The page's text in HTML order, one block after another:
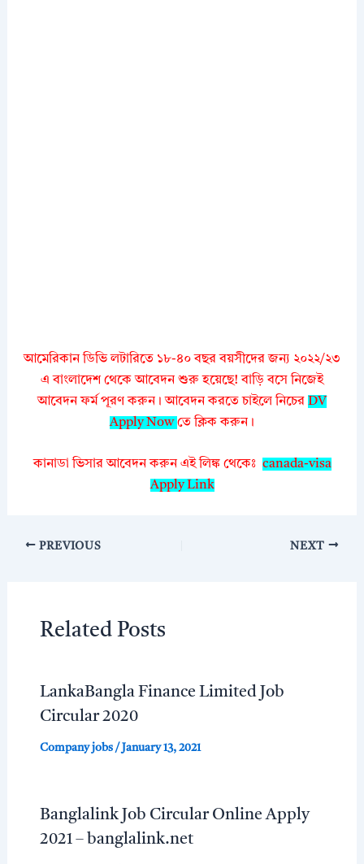
আমেরিকান ডিভি লটারিতে ১৮-৪০ বছর বয়সীদের জন্য ২০২২/২৩
এ বাংলাদেশ থেকে আবেদন শুরু হয়েছে! বাড়ি বসে নিজেই
আবেদন ফর্ম পূরণ করুন। আবেদন করতে চাইলে নিচের DV
Apply Nowতে ক্লিক করুন।
কানাডা ভিসার আবেদন করুন এই লিঙ্ক থেকেঃ canada-visa
Apply Link
PREVIOUS NEXT
Related Posts
LankaBangla Finance Limited Job
Circular 2020
Company jobs/ January 13, 2021
Banglalink Job Circular Online Apply
2021 – banglalink.net